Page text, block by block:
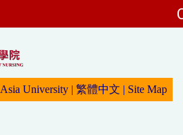
Asia University | 繁體中文 | Site Map